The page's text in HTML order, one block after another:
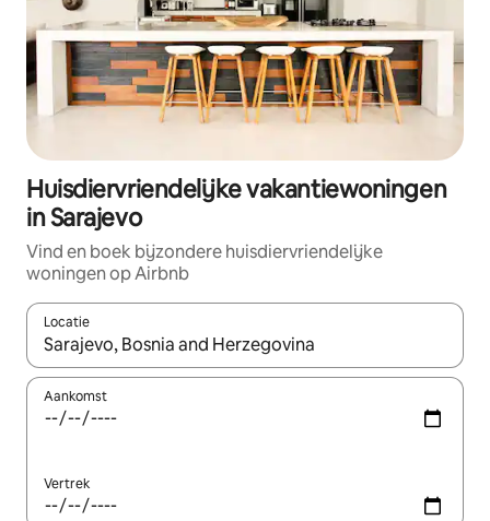
Huisdiervriendelijke vakantiewoningen
in Sarajevo
Vind en boek bijzondere huisdiervriendelijke
woningen op Airbnb
Locatie
Wanneer er suggesties beschikbaar zijn, maak je een keuze
Aankomst
Vertrek